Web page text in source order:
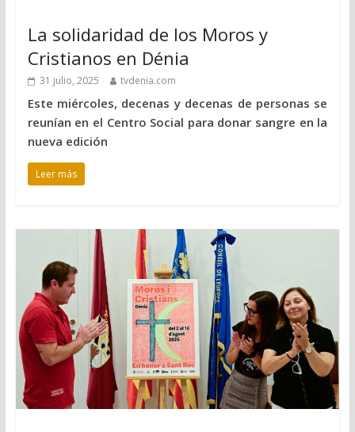
La solidaridad de los Moros y
Cristianos en Dénia
31 julio, 2025 tvdenia.com
Este miércoles, decenas y decenas de personas se
reunían en el Centro Social para donar sangre en la
nueva edición
Leer más